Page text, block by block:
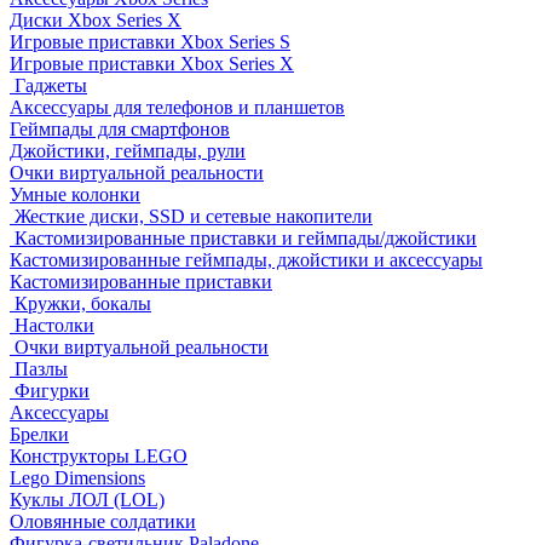
Диски Xbox Series X
Игровые приставки Xbox Series S
Игровые приставки Xbox Series X
Гаджеты
Аксессуары для телефонов и планшетов
Геймпады для смартфонов
Джойстики, геймпады, рули
Очки виртуальной реальности
Умные колонки
Жесткие диски, SSD и сетевые накопители
Кастомизированные приставки и геймпады/джойстики
Кастомизированные геймпады, джойстики и аксессуары
Кастомизированные приставки
Кружки, бокалы
Настолки
Очки виртуальной реальности
Пазлы
Фигурки
Аксессуары
Брелки
Конструкторы LEGO
Lego Dimensions
Куклы ЛОЛ (LOL)
Оловянные солдатики